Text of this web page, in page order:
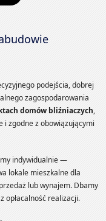
podejścia, dobrej
zagospodarowania
domów bliźniaczych,
i zgodne z obowiązującymi
indywidualnie —
lokale mieszkalne dla
lub wynajem. Dbamy
opłacalność realizacji.